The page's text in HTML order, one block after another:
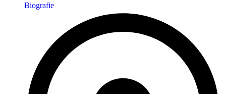
Biografie